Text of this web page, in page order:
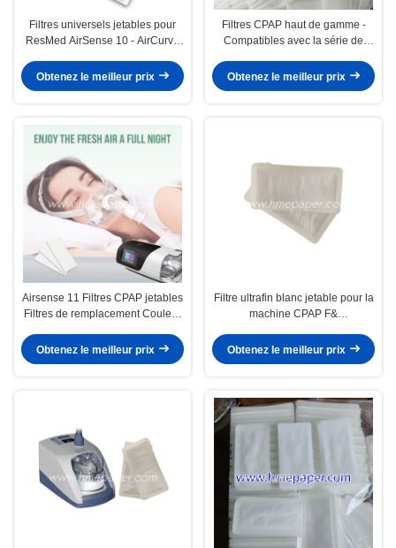
Filtres universels jetables pour
ResMed AirSense 10 - AirCurve
Obtenez le meilleur prix
Filtres CPAP haut de gamme -
Compatibles avec la série de
Obtenez le meilleur prix
Airsense 11 Filtres CPAP jetables
Filtres de remplacement Couleur
Obtenez le meilleur prix
Filtre ultrafin blanc jetable pour la
machine CPAP F&
Obtenez le meilleur prix